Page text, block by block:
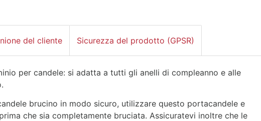
del cliente Sicurezza del prodotto (GPSR)
per candele: si adatta a tutti gli anelli di compleanno e alle
brucino in modo sicuro, utilizzare questo portacandele e
che sia completamente bruciata. Assicuratevi inoltre che le